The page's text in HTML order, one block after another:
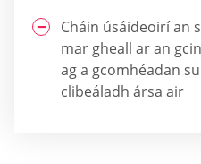
Cháin úsáideoirí an
mar gheall ar an
ag a gcomhéadan
clibeáladh ársa air